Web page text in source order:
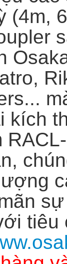
(4m,
kích
RACL-
tiêu